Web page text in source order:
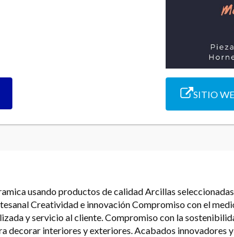
SITIO
usando productos de calidad Arcillas
Creatividad e innovación Compromiso con el
y servicio al cliente. Compromiso con la
decorar interiores y exteriores. Acabados innovadores